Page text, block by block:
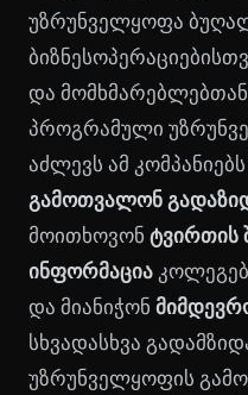
უზრუნველყოფა
და
პროგრამული
აძლევს ამ კომპანიებს
გამოთვალონ
მოითხოვონ ტვირთის
ინფორმაცია
და მიანიჭონ
სხვადასხვა
უზრუნველყოფის